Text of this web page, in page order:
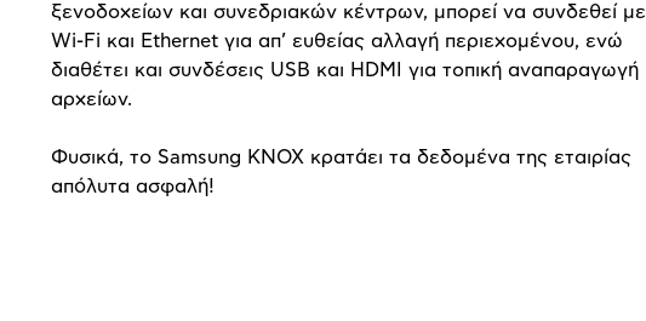
ξενοδοχείων και συνεδριακών κέντρων, μπορεί να συνδεθεί με
Wi-Fi και Ethernet για απ’ ευθείας αλλαγή περιεχομένου, ενώ
διαθέτει και συνδέσεις USB και HDMI
για τοπική αναπαραγωγή
αρχείων.
Φυσικά, το Samsung KNOX κρατάει τα δεδομένα της εταιρίας
απόλυτα ασφαλή!